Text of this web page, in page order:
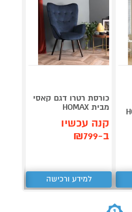
כורסת רטרו דגם קאסי
מבית HOMAX
קנה עכשיו
ב-₪799
למידע ורכישה